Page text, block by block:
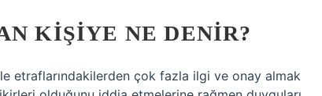
KIŞIYE NE DENIR?
etraflarındakilerden çok fazla ilgi ve onay almak